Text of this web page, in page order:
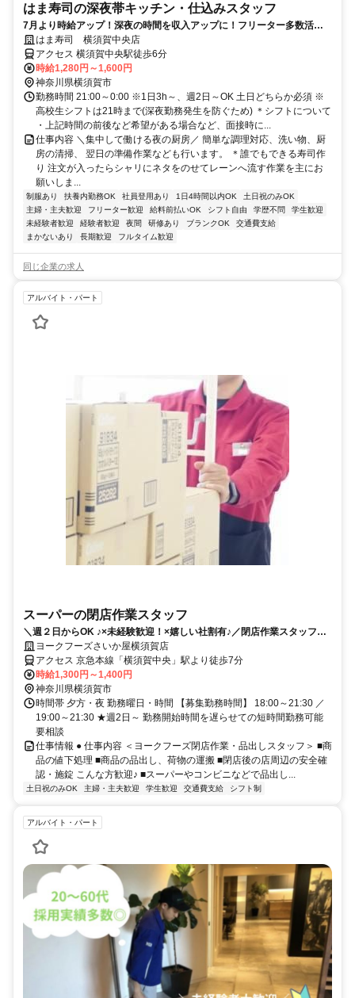
はま寿司の深夜帯キッチン・仕込みスタッフ
7月より時給アップ！深夜の時間を収入アップに！フリーター多数活躍
中♪高収入を目指せる環境です！
はま寿司 横須賀中央店
アクセス 横須賀中央駅徒歩6分
時給1,280円～1,600円
神奈川県横須賀市
勤務時間 21:00～0:00 ※1日3h～、週2日～OK 土日どちらか必須 ※
高校生シフトは21時まで(深夜勤務発生を防ぐため) ＊シフトについて
・上記時間の前後など希望がある場合など、面接時に...
仕事内容 ＼集中して働ける夜の厨房／ 簡単な調理対応、洗い物、厨
房の清掃、 翌日の準備作業なども行います。 ＊誰でもできる寿司作
り 注文が入ったらシャリにネタをのせてレーンへ流す作業を主にお
願いしま...
制服あり 扶養内勤務OK 社員登用あり 1日4時間以内OK
土日祝のみOK
主婦・主夫歓迎
フリーター歓迎 給料前払いOK シフト自由 学歴不問
学生歓迎
未経験者歓迎
経験者歓迎 夜間 研修あり ブランクOK
交通費支給
まかないあり
長期歓迎 フルタイム歓迎
同じ企業の求人
アルバイト・パート
スーパーの閉店作業スタッフ
＼週２日からOK ♪×未経験歓迎！×嬉しい社割有♪／閉店作業スタッフ募
集 ヨークフーズさいか屋横須賀店
アクセス 京急本線「横須賀中央」駅より徒歩7分
時給1,300円～1,400円
神奈川県横須賀市
時間帯 夕方・夜 勤務曜日・時間 【募集勤務時間】 18:00～21:30 ／
19:00～21:30 ★週2日～ 勤務開始時間を遅らせての短時間勤務可能
要相談
仕事情報 ● 仕事内容 ＜ヨークフーズ閉店作業・品出しスタッフ＞ ■商
品の値下処理 ■商品の品出し、荷物の運搬 ■閉店後の店周辺の安全確
認・施錠 こんな方歓迎♪ ■スーパーやコンビニなどで品出し...
土日祝のみOK 主婦・主夫歓迎 学生歓迎 交通費支給 シフト制
アルバイト・パート